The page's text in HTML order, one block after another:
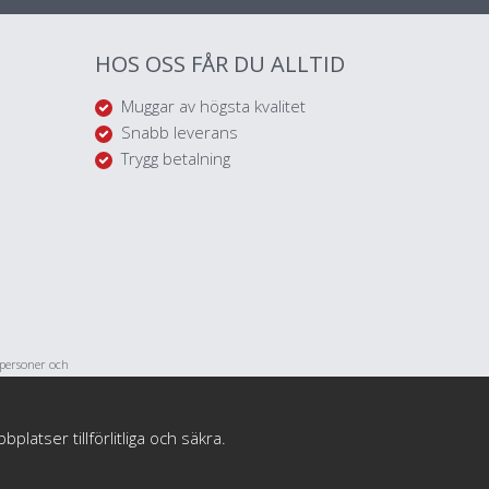
HOS OSS FÅR DU ALLTID
Muggar av högsta kvalitet
Snabb leverans
Trygg betalning
och
personliga
tillförlitliga och säkra.